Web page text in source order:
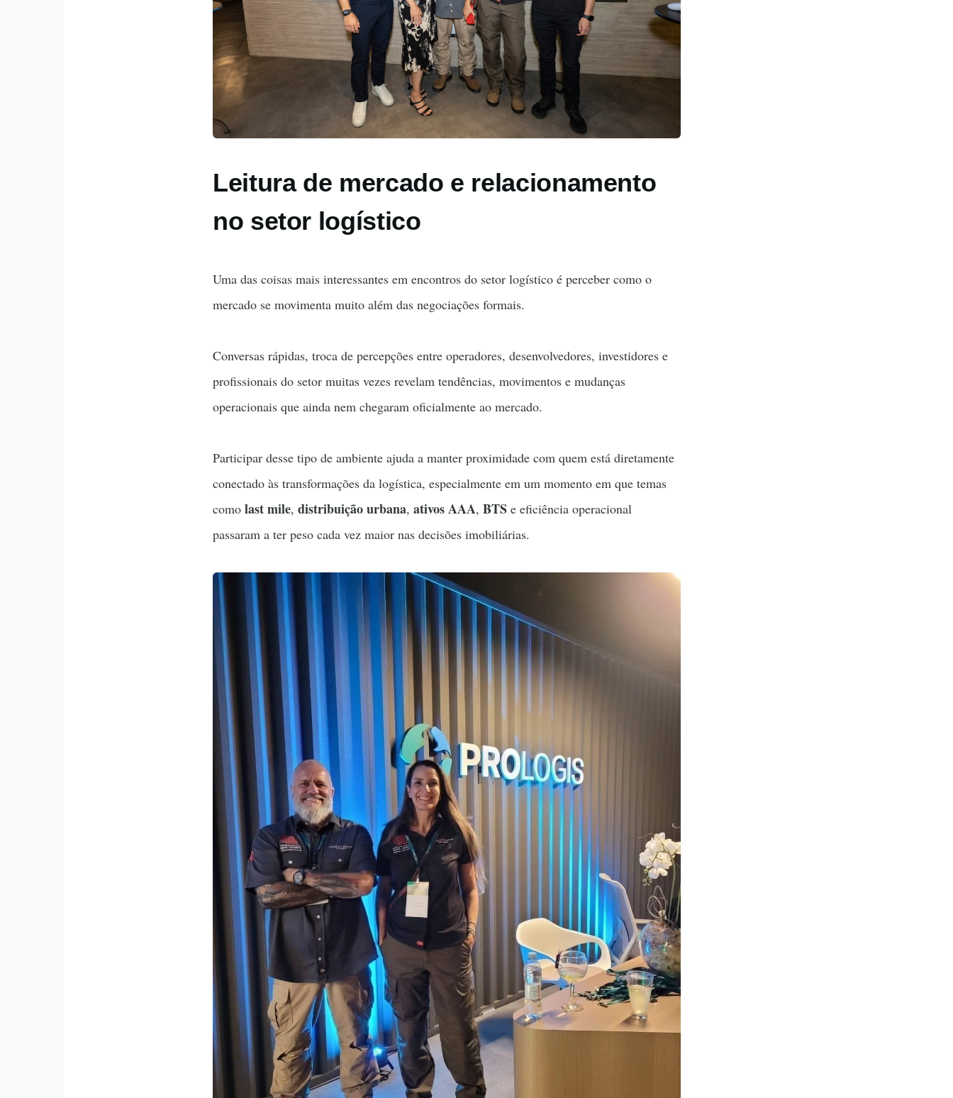
Leitura de mercado e relacionamento
no setor logístico
Uma das coisas mais interessantes em encontros do setor logístico é perceber como o
mercado se movimenta muito além das negociações formais.
Conversas rápidas, troca de percepções entre operadores, desenvolvedores, investidores e
profissionais do setor muitas vezes revelam tendências, movimentos e mudanças
operacionais que ainda nem chegaram oficialmente ao mercado.
Participar desse tipo de ambiente ajuda a manter proximidade com quem está diretamente
conectado às transformações da logística, especialmente em um momento em que temas
como last mile, distribuição urbana, ativos AAA, BTS e eficiência operacional
passaram a ter peso cada vez maior nas decisões imobiliárias.